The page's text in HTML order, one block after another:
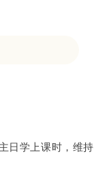
日学上课时，维持